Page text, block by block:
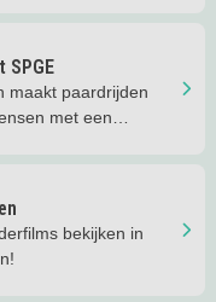
SPGE
maakt paardrijden
met een
bekijken in